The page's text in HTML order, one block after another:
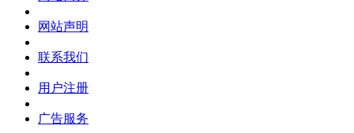
网站声明
联系我们
用户注册
广告服务